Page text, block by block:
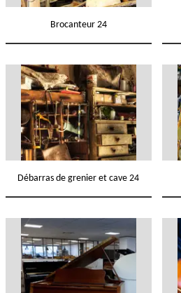
Brocanteur 24
Débarras de grenier et cave 24